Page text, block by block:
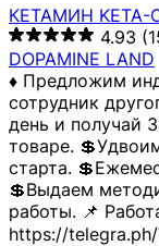
КЕТАМИН KETA-
4.93
DOPAMINE LAND
♦️ Предложим
сотрудник
день и получай
товаре.
старта.
💲Выдаем
работы. 📌
https://